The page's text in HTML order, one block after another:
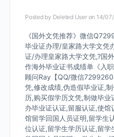
Posted by Deleted User on 14/
《国外文凭推荐》微信
毕业证办理/皇家路大学文凭
证/办理皇家路大学文凭,?国
作海外毕业证书成绩单《入
顾问Ray【QQ/微信
凭,修改成绩,伪造假毕业证,
历,购买假学历文凭,制做毕
办毕业证认证,留服认证,使
馆留学回国人员证明,留学生
位认证,留学生学历认证,留学